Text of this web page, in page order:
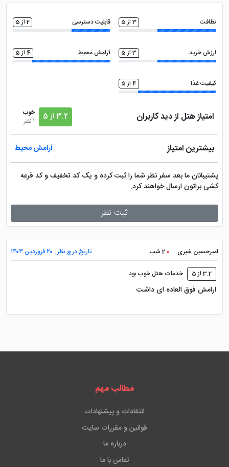
سالن همایش روم سرویس 24 ساعته
فضای سبز
ماساژ بیلیارد
بالکن قابل استفاده
تلویزیون ال سی دی صندوق امانات در لابی
نظافت 3 از 5 قابلیت دسترسی 2 از 5
ارزش خرید 3 از 5 آرامش محیط 4 از 5
کیفیت غذا 4 از 5
امتیاز هتل از دید کاربران 3.2 از 5
خوب
1 نظر
بیشترین امتیاز آرامش محیط
پشتیبانان ما بعد سفر نظر شما را ثبت کرده و یک کد تخفیف و کد قرعه
کشی براتون ارسال خواهند کرد.
ثبت نظر
امیرحسین شیری 2 شب تاریخ درج نظر : ۲۰ فروردین ۱۴۰۳
3.2 از 5 خدمات هتل خوب بود
ارامش فوق العاده ای داشت
مطالب مهم
انتقادات و پیشنهادات
قوانین و مقررات سایت
درباره ما
تماس با ما